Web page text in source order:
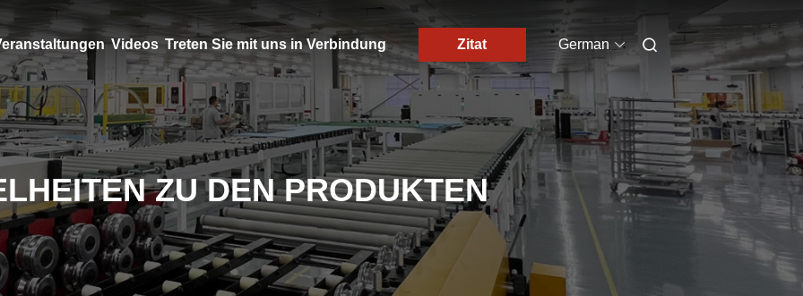
Videos Treten Sie mit uns in Verbindung Zitat German
ZU DEN PRODUKTEN